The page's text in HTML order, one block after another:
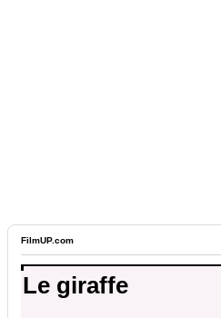
FilmUP.com
Le giraffe